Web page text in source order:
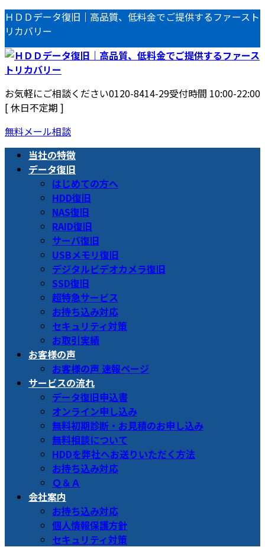
コ
ン
テ
ン
ツ
へ
ス
キ
ッ
プ
ナ
ビ
ゲ
ー
シ
ョ
ン
に
移
動
ＨＤＤデータ復旧｜高品質、低料金でご提供するファースト
リカバリー
お気軽にご相談ください0120-8414-29受付時間 10:00-22:00
[ 休日不定期 ]
無料メール相談
当社の特徴
データ復旧
はじめての方へ
HDD復旧
NAS復旧
RAID復旧
サーバ復旧
USBメモリ復旧
デジタルビデオカメラ復旧
SSD復旧
超特急サービス
お持ち込み対応
セキュリティ対策
お取引実績
お客様の声
お客様の声 速報ページ
サービスの流れ
データ復旧申込書
オンライン申し込み
無料初期診断・お見積のお申し込み
無料相談について
HDDを弊社へお送りいただく方法
お持ち込み対応
Ｑ＆Ａ
会社案内
お持ち込み対応
個人情報保護方針
セキュリティ対策